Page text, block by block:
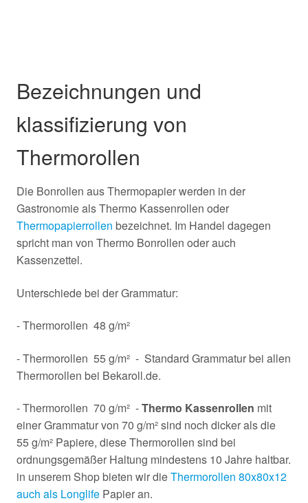
Bezeichnungen und
klassifizierung von
Thermorollen
Die Bonrollen aus Thermopapier werden in der
Gastronomie als Thermo Kassenrollen oder
Thermopapierrollen bezeichnet. Im Handel dagegen
spricht man von Thermo Bonrollen oder auch
Kassenzettel.
Unterschiede bei der Grammatur:
- Thermorollen 48 g/m²
- Thermorollen 55 g/m² - Standard Grammatur bei allen
Thermorollen bei Bekaroll.de.
- Thermorollen 70 g/m² -Thermo Kassenrollen mit
einer Grammatur von 70 g/m² sind noch dicker als die
55 g/m² Papiere, diese Thermorollen sind bei
ordnungsgemäßer Haltung mindestens 10 Jahre haltbar.
in unserem Shop bieten wir dieThermorollen 80x80x12
auch als Longlife Papier an.